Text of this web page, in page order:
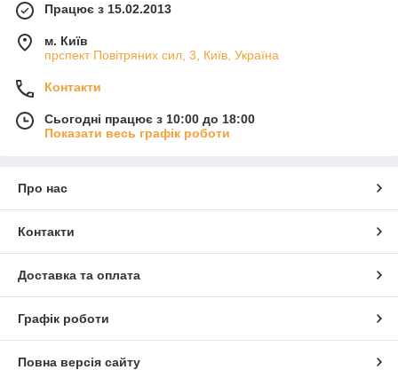
Працює з 15.02.2013
м. Київ
прспект Повітряних сил, 3, Київ, Україна
Контакти
Сьогодні працює з 10:00 до 18:00
Показати весь графік роботи
Про нас
Контакти
Доставка та оплата
Графік роботи
Повна версія сайту